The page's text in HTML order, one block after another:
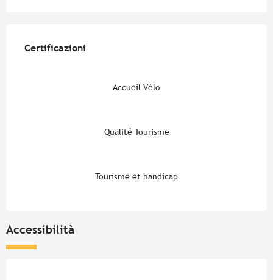
Certificazioni
Certificazioni
Accueil Vélo
Qualité Tourisme
Tourisme et handicap
Accessibilità